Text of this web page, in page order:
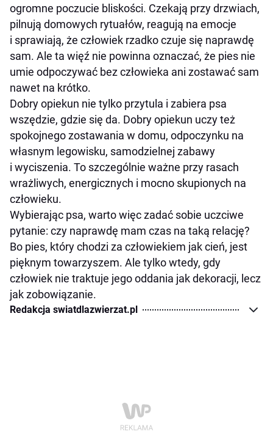
ogromne poczucie bliskości. Czekają przy drzwiach,
pilnują domowych rytuałów, reagują na emocje
i sprawiają, że człowiek rzadko czuje się naprawdę
sam. Ale ta więź nie powinna oznaczać, że pies nie
umie odpoczywać bez człowieka ani zostawać sam
nawet na krótko.
Dobry opiekun nie tylko przytula i zabiera psa
wszędzie, gdzie się da. Dobry opiekun uczy też
spokojnego zostawania w domu, odpoczynku na
własnym legowisku, samodzielnej zabawy
i wyciszenia. To szczególnie ważne przy rasach
wrażliwych, energicznych i mocno skupionych na
człowieku.
Wybierając psa, warto więc zadać sobie uczciwe
pytanie: czy naprawdę mam czas na taką relację?
Bo pies, który chodzi za człowiekiem jak cień, jest
pięknym towarzyszem. Ale tylko wtedy, gdy
człowiek nie traktuje jego oddania jak dekoracji, lecz
jak zobowiązanie.
Redakcja swiatdlazwierzat.pl